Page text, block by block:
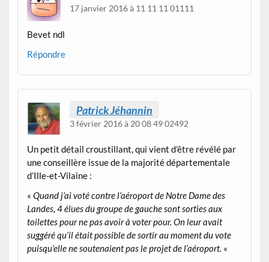
17 janvier 2016 à 11 11 11 01111
Bevet ndl
Répondre
Patrick Jéhannin
3 février 2016 à 20 08 49 02492
Un petit détail croustillant, qui vient d’être révélé par
une conseillère issue de la majorité départementale
d’Ille-et-Vilaine :
«Quand j’ai voté contre l’aéroport de Notre Dame des
Landes, 4 élues du groupe de gauche sont sorties aux
toilettes pour ne pas avoir à voter pour. On leur avait
suggéré qu’il était possible de sortir au moment du vote
puisqu’elle ne soutenaient pas le projet de l’aéroport. «